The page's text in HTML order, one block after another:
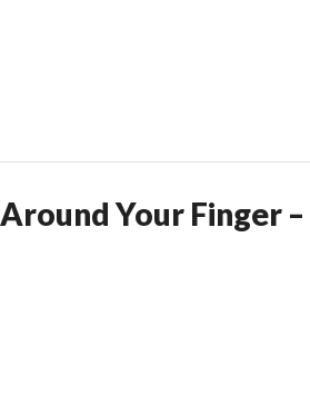
Your Finger –